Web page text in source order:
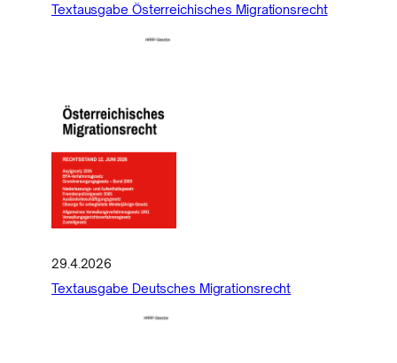
Textausgabe Österreichisches Migrationsrecht
29.4.2026
Textausgabe Deutsches Migrationsrecht